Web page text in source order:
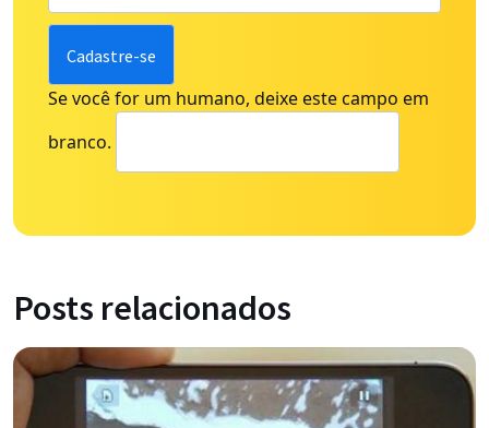
Se você for um humano, deixe este campo em
branco.
Posts relacionados